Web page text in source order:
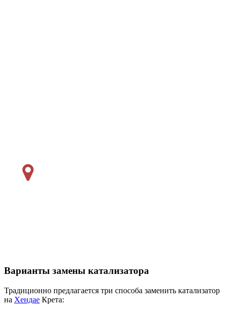
Варианты замены катализатора
Традиционно предлагается три способа заменить катализатор
на Хендае Крета: